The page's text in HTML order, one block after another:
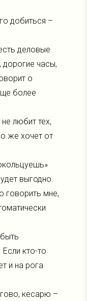
добиться –
деловые
дорогие часы,
о
более
любит тех,
же хочет от
выгодно.
говорить мне,
кто-то
и на рога
кесарю –